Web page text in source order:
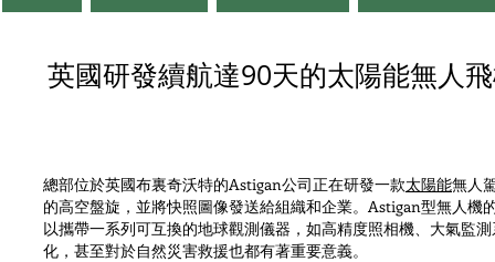
英國研發續航達90天的太陽能無人
總部位於英國布裏奇沃特的Astigan公司正在研發一款太陽能無人
的高空盤旋，並將快照圖像發送給組織和企業。Astigan型無人
以攜帶一系列可互換的地球觀測儀器，如高精度照相機、大氣監
化，甚至對於自然災害救援也都有著重要意義。